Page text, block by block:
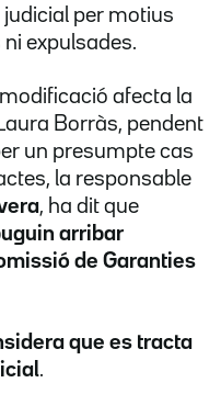
per motius
expulsades.
afecta la
Borràs, pendent
un presumpte cas
la responsable
, ha dit que
arribar
de Garanties
que es tracta
.